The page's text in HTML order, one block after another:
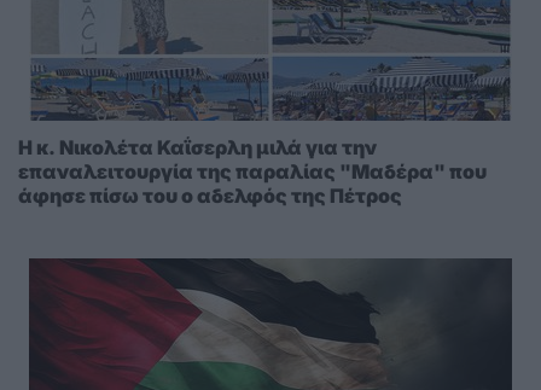
Η κ. Νικολέτα Καΐσερλη μιλά για την
επαναλειτουργία της παραλίας "Μαδέρα" που
άφησε πίσω του ο αδελφός της Πέτρος